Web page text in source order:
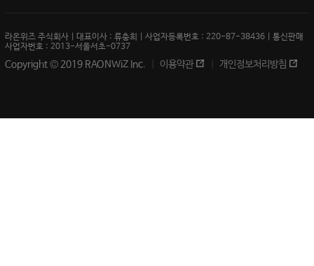
라온위즈 주식회사 | 대표이사 : 류충희 | 사업자등록번호 : 220-87-38436 | 통신판매
사업자번호 : 2013-서울서초-0737
Copyright © 2019 RAONWiZ Inc. 이용약관 개인정보처리방침